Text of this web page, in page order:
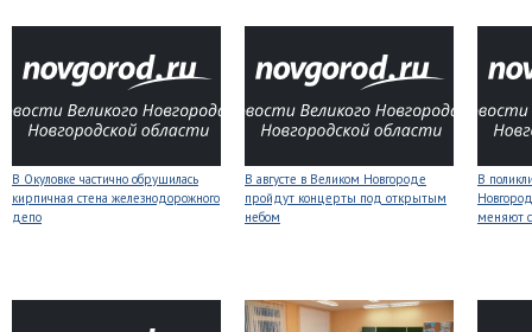
В Окуловке частично обрушилась
кирпичная стена железнодорожного
депо
В августе в Великом Новгороде
пройдут концерты под открытым
небом
В
меняют